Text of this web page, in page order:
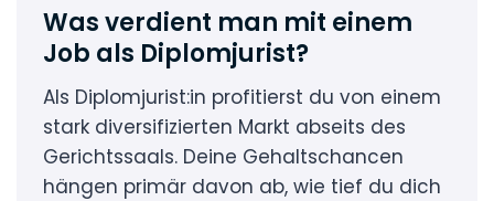
Was verdient man mit einem
Job als Diplomjurist?
Als Diplomjurist:in profitierst du von einem
stark diversifizierten Markt abseits des
Gerichtssaals. Deine Gehaltschancen
hängen primär davon ab, wie tief du dich